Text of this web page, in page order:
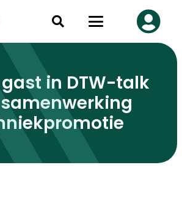
gast in DTW-talk